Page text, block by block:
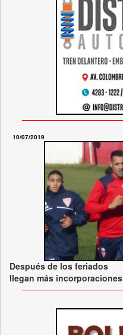
10/07/2019
Después de los feriados
llegan más incorporaciones